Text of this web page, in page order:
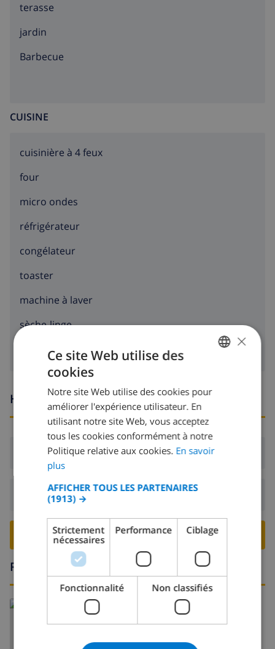
terasse
jardin
barbecue
CUISINE
cuisinière à 4 feux
four
micro ondes
réfrigérateur
congélateur
toaster
machine à laver
sèche-linge
Heures d'arrivée et de départ
Arrivée:De 17:00 avant 20:00
Départ:Avant: 10:00
RESERVER CETTE VILLA ›
Région
DUTCH
SPANISH
GERMAN
DANISH
×
Ce site Web utilise des
cookies
Notre site Web utilise des cookies pour
améliorer l'expérience utilisateur. En
utilisant notre site Web, vous acceptez
tous les cookies conformément à notre
Politique relative aux cookies. En savoir
plus
AFFICHER TOUS LES PARTENAIRES
(1913) →
Strictement
nécessaires
Performance Ciblage
Fonctionnalité Non classifiés